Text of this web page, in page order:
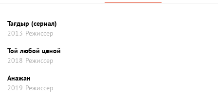
Тағдыр (сериал)
2013 Режиссер
Той любой ценой
2018 Режиссер
Анажан
2019 Режиссер